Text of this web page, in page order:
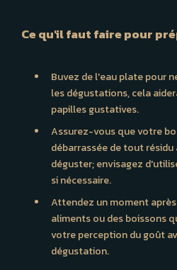
Ce qu'il faut faire pour
Buvez de l'eau plate pour
les dégustations, cela
papilles gustatives.
Assurez-vous que votre
débarrassée de tout
déguster; envisagez
si nécessaire.
Attendez un moment
aliments ou des boissons
votre perception du goût
dégustation.